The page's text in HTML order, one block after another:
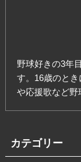
野球好きの3年
す。16歳のと
や応援歌など野
カテゴリー